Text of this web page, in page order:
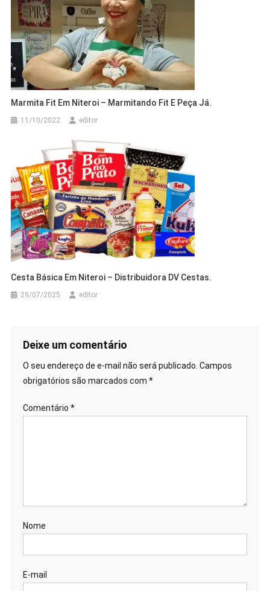
Marmita Fit Em Niteroi – Marmitando Fit E Peça Já.
11/10/2022 editor
Cesta Básica Em Niteroi – Distribuidora DV Cestas.
29/07/2025 editor
Deixe um comentário
O seu endereço de e-mail não será publicado. Campos
obrigatórios são marcados com *
Comentário *
Nome
E-mail